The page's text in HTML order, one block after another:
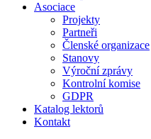
Asociace
Projekty
Partneři
Členské organizace
Stanovy
Výroční zprávy
Kontrolní komise
GDPR
Katalog lektorů
Kontakt